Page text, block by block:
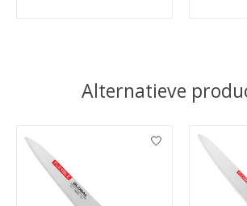
Alternatieve
Items van productcarrousel